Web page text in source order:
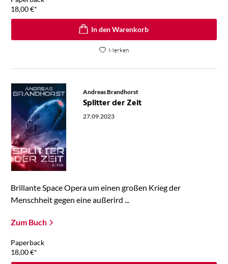
18,00€*
In den Warenkorb
Merken
Andreas Brandhorst
Splitter der Zeit
27.09.2023
Brillante Space Opera um einen großen Krieg der
Menschheit gegen eine außerird ...
Zum Buch
Paperback
18,00€*